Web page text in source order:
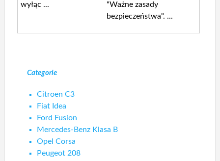
wyłąc ...
"Ważne zasady
bezpieczeństwa". ...
Categorie
Citroen C3
Fiat Idea
Ford Fusion
Mercedes-Benz Klasa B
Opel Corsa
Peugeot 208